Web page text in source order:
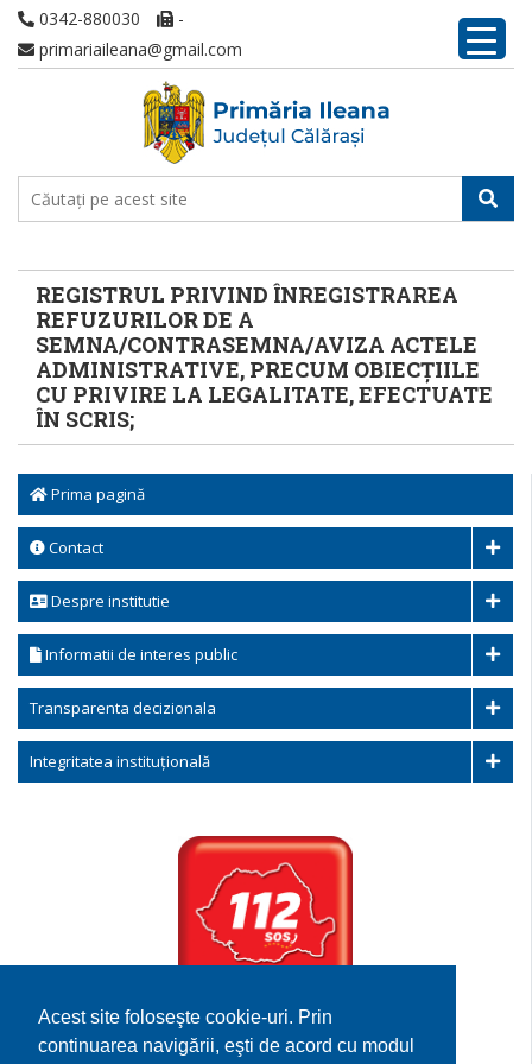
Acest site foloseşte cookie-uri. Prin
continuarea navigării, eşti de acord cu modul
0342-880030
-
primariaileana@gmail.com
REGISTRUL PRIVIND ÎNREGISTRAREA
REFUZURILOR DE A
SEMNA/CONTRASEMNA/AVIZA ACTELE
ADMINISTRATIVE, PRECUM OBIECȚIILE
CU PRIVIRE LA LEGALITATE, EFECTUATE
ÎN SCRIS;
Prima pagină
Contact
Despre institutie
Informatii de interes public
Transparenta decizionala
Integritatea instituțională
Serviciului de
Urgenta 112